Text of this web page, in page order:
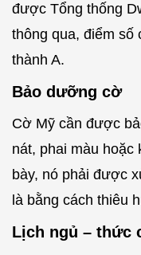
được Tổng thống
thông qua, điểm số
thành A.
Bảo dưỡng cờ
Cờ Mỹ cần được
nát, phai màu hoặc
bày, nó phải được
là bằng cách thiêu
Lịch ngủ – thức